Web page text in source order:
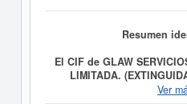
Resumen
El CIF de GLAW
LIMITADA.
empresa tiene como
Ver